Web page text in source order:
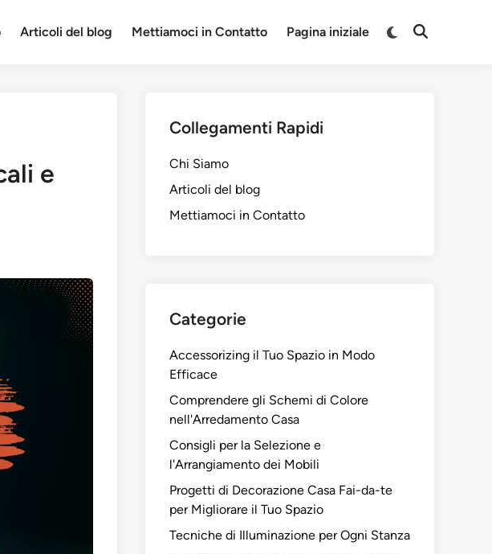
Articoli del blog Mettiamoci in Contatto Pagina iniziale
Switch
Open
e
Collegamenti Rapidi
Chi Siamo
Articoli del blog
Mettiamoci in Contatto
Categorie
Accessorizing il Tuo Spazio in Modo
Efficace
Comprendere gli Schemi di Colore
nell'Arredamento Casa
Consigli per la Selezione e
l'Arrangiamento dei Mobili
Progetti di Decorazione Casa Fai-da-te
per Migliorare il Tuo Spazio
Tecniche di Illuminazione per Ogni Stanza